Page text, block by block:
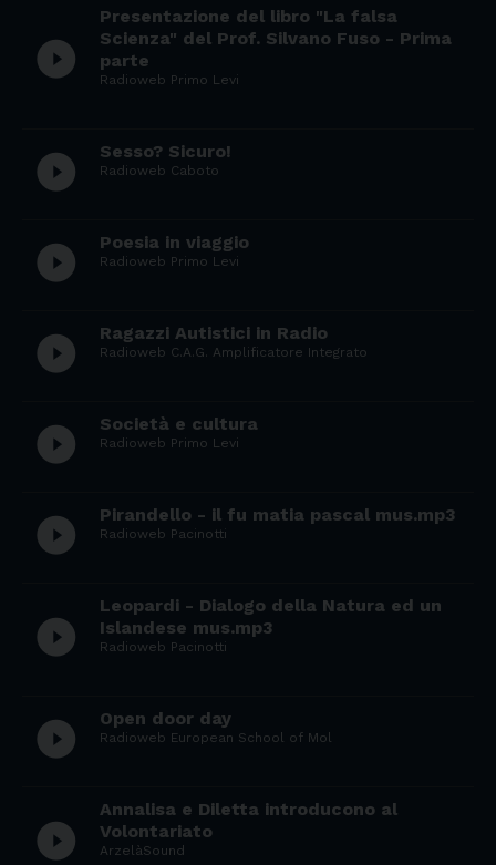
play_circle_filled
Presentazione del libro "La falsa
Scienza" del Prof. Silvano Fuso - Prima
parte
Radioweb Primo Levi
play_circle_filled Sesso? Sicuro!
Radioweb Caboto
play_circle_filled Poesia in viaggio
Radioweb Primo Levi
play_circle_filled Ragazzi Autistici in Radio
Radioweb C.A.G. Amplificatore Integrato
play_circle_filled Società e cultura
Radioweb Primo Levi
play_circle_filled Pirandello - il fu matia pascal mus.mp3
Radioweb Pacinotti
play_circle_filled
Leopardi - Dialogo della Natura ed un
Islandese mus.mp3
Radioweb Pacinotti
play_circle_filled Open door day
Radioweb European School of Mol
play_circle_filled
Annalisa e Diletta introducono al
Volontariato
ArzelàSound